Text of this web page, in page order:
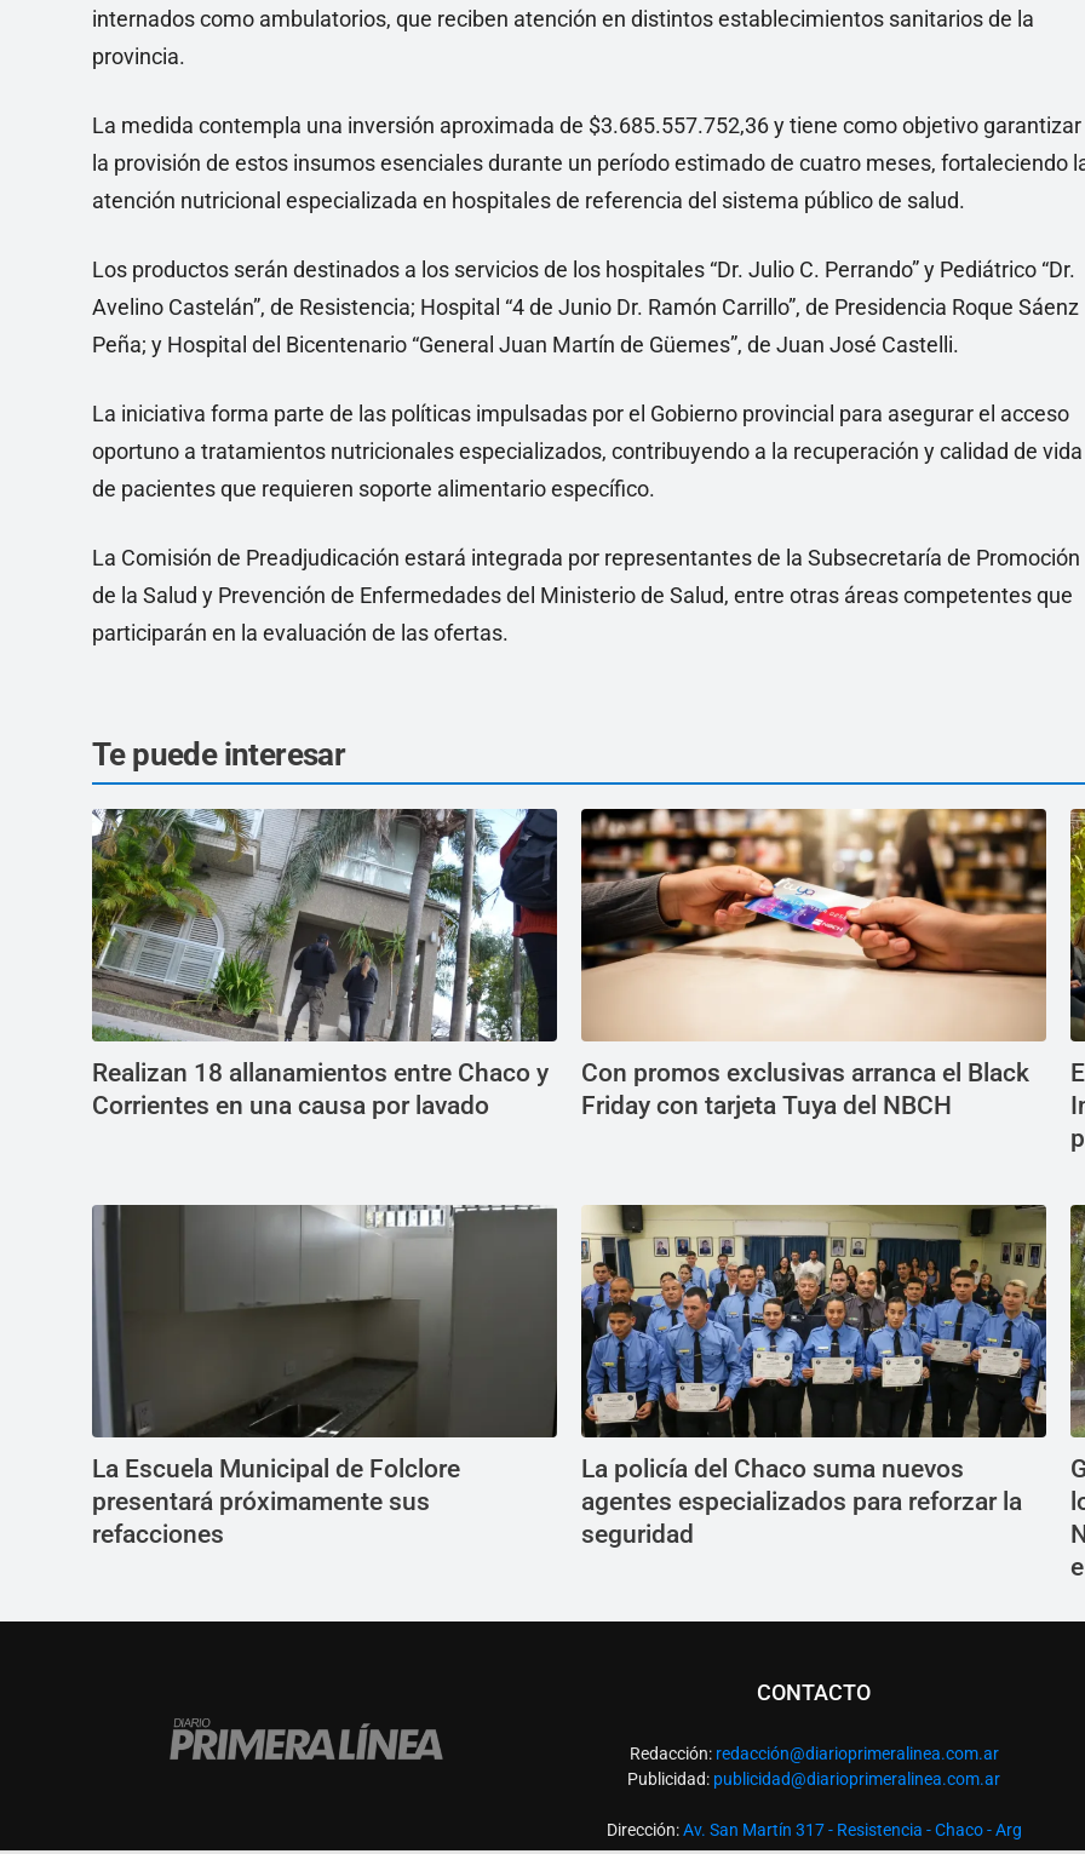
internados como ambulatorios, que reciben atención en distintos establecimientos sanitarios de la
provincia.
La medida contempla una inversión aproximada de $3.685.557.752,36 y tiene como objetivo garantizar
la provisión de estos insumos esenciales durante un período estimado de cuatro meses, fortaleciendo
atención nutricional especializada en hospitales de referencia del sistema público de salud.
Los productos serán destinados a los servicios de los hospitales “Dr. Julio C. Perrando” y Pediátrico “Dr.
Avelino Castelán”, de Resistencia; Hospital “4 de Junio Dr. Ramón Carrillo”, de Presidencia Roque Sáenz
Peña; y Hospital del Bicentenario “General Juan Martín de Güemes”, de Juan José Castelli.
La iniciativa forma parte de las políticas impulsadas por el Gobierno provincial para asegurar el acceso
oportuno a tratamientos nutricionales especializados, contribuyendo a la recuperación y calidad de vida
de pacientes que requieren soporte alimentario específico.
La Comisión de Preadjudicación estará integrada por representantes de la Subsecretaría de Promoción
de la Salud y Prevención de Enfermedades del Ministerio de Salud, entre otras áreas competentes que
participarán en la evaluación de las ofertas.
Te puede interesar
Realizan 18 allanamientos entre Chaco y
Corrientes en una causa por lavado
Con promos exclusivas arranca el Black
Friday con tarjeta Tuya del NBCH
La Escuela Municipal de Folclore
presentará próximamente sus
refacciones
La policía del Chaco suma nuevos
agentes especializados para reforzar la
seguridad
CONTACTO
Redacción: redacción@diarioprimeralinea.com.ar
Publicidad: publicidad@diarioprimeralinea.com.ar
Dirección:Av. San Martín 317 - Resistencia - Chaco - Arg